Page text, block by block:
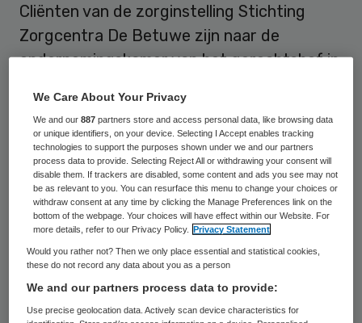
Cliënten van de zorginstelling Stichting
Zorgcentra De Betuwe zijn naar de
ondernemingskamer van het gerechtshof in
de zorg “ver onder de maat” is. De centrale
cliëntenraad van de instelling wil dat de
ondernemingskamer onderzoek doet naar
het beleid van de raad van bestuur en zo
nodig ingrijpt. Dat heeft de advocaat van
de cliënten maandag laten weten.
Zorg en veiligheid in geding
We Care About Your Privacy
We and our887 partners store and access personal data, like browsing data
or unique identifiers, on your device. Selecting I Accept enables tracking
technologies to support the purposes shown under we and our partners
process data to provide. Selecting Reject All or withdrawing your consent will
disable them. If trackers are disabled, some content and ads you see may not
be as relevant to you. You can resurface this menu to change your choices or
withdraw consent at any time by clicking the Manage Preferences link on the
bottom of the webpage. Your choices will have effect within our Website. For
more details, refer to our Privacy Policy.
Privacy Statement
Would you rather not? Then we only place essential and statistical cookies,
these do not record any data about you as a person
We and our partners process data to provide:
Use precise geolocation data. Actively scan device characteristics for